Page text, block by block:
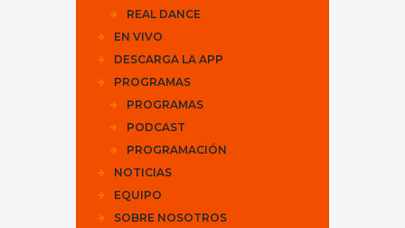
REAL DANCE
EN VIVO
DESCARGA LA APP
PROGRAMAS
PROGRAMAS
PODCAST
PROGRAMACIÓN
NOTICIAS
EQUIPO
SOBRE NOSOTROS